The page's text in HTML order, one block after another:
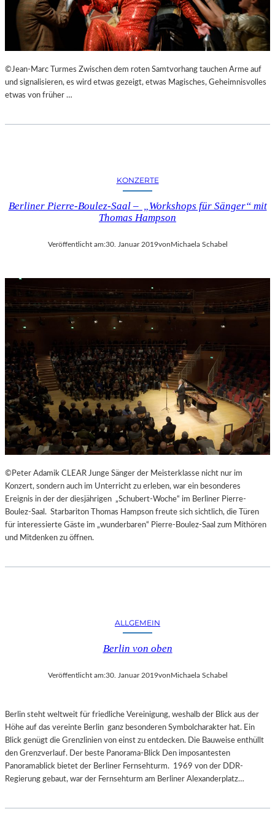
N
T
T
U
E
U
L
I
H
E
N
G
E
N
Ü
S
S
E
N
U
N
D
O
G
A
I
N
©Jean-Marc Turmes Zwischen dem roten Samtvorhang tauchen Arme auf
und signalisieren, es wird etwas gezeigt, etwas Magisches, Geheimnisvolles
etwas von früher …
KONZERTE
Berliner Pierre-Boulez-Saal – „Workshops für Sänger“ mit
Thomas Hampson
Veröffentlicht am:30. Januar 2019von Michaela Schabel
©Peter Adamik CLEAR Junge Sänger der Meisterklasse nicht nur im
Konzert, sondern auch im Unterricht zu erleben, war ein besonderes
Ereignis in der der diesjährigen „Schubert-Woche“ im Berliner Pierre-
Boulez-Saal. Starbariton Thomas Hampson freute sich sichtlich, die Türen
für interessierte Gäste im „wunderbaren“ Pierre-Boulez-Saal zum Mithören
und Mitdenken zu öffnen.
ALLGEMEIN
Berlin von oben
Veröffentlicht am:30. Januar 2019vonMichaela Schabel
Berlin steht weltweit für friedliche Vereinigung, weshalb der Blick aus der
Höhe auf das vereinte Berlin ganz besonderen Symbolcharakter hat. Ein
Blick genügt die Grenzlinien von einst zu entdecken. Die Bauweise enthüllt
den Grenzverlauf. Der beste Panorama-Blick Den imposantesten
Panoramablick bietet der Berliner Fernsehturm. 1969 von der DDR-
Regierung gebaut, war der Fernsehturm am Berliner Alexanderplatz…